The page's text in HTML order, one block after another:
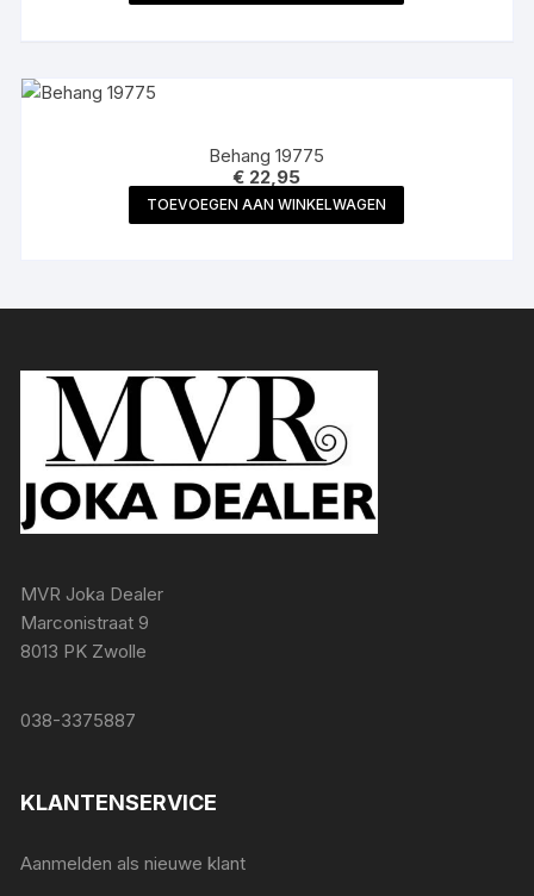
Behang 19775
€ 22,95
TOEVOEGEN AAN WINKELWAGEN
MVR Joka Dealer
Marconistraat 9
8013 PK Zwolle
038-3375887
KLANTENSERVICE
Aanmelden als nieuwe klant